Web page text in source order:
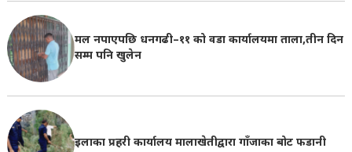
मल नपाएपछि धनगढी–११ को वडा कार्यालयमा ताला,तीन दिन
सम्म पनि खुलेन
इलाका प्रहरी कार्यालय मालाखेतीद्वारा गाँजाका बोट फडानी